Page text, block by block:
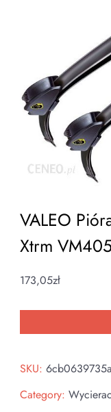
VALEO
Xtrm
173,05zł
SKU:
Category: